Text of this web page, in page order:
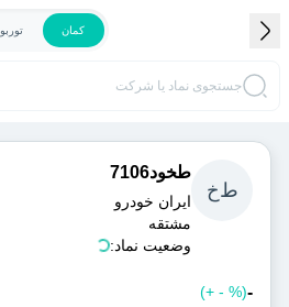
کمان توربو
جستجوی نماد یا شرکت
طخ
طخود7106
ايران‌ خودرو
مشتقه
وضعیت نماد:
-
(+ - %)